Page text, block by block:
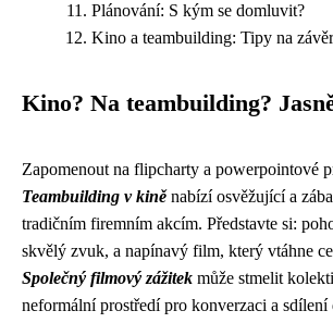
Plánování: S kým se domluvit?
Kino a teambuilding: Tipy na
Kino? Na teambuilding?
Zapomenout na flipcharty a powerpointové
Teambuilding v kiněnabízí osvěžující a
tradičním firemním akcím. Představte si:
skvělý zvuk, a napínavý film, který vtáhne
Společný filmový zážitek může stmelit
neformální prostředí pro konverzaci a